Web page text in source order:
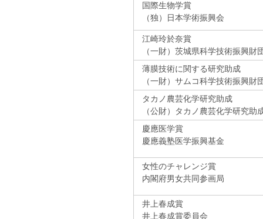
国際生物学賞
（独）日本学術振興会
江崎玲於奈賞
（一財）茨城県科学技術振興財
薄膜技術に関する研究助成
（一財）サムコ科学技術振興財
タカノ農芸化学研究助成
（公財）タカノ農芸化学研究助
慶應医学賞
慶應義塾医学振興基金
女性のチャレンジ賞
内閣府男女共同参画局
井上春成賞
井上春成賞委員会